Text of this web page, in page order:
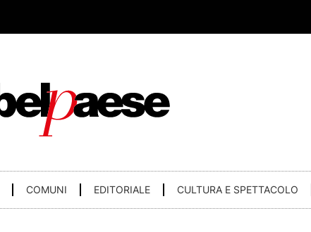
COMUNI EDITORIALE CULTURA E SPETTACOLO